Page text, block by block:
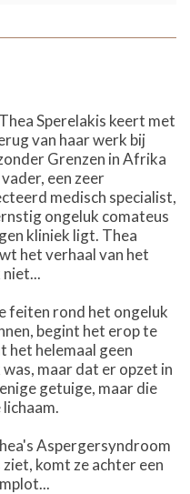
Sperelakis keert met
van haar werk bij
Grenzen in Afrika
een zeer
medisch specialist,
ongeluk comateus
kliniek ligt. Thea
het verhaal van het
feiten rond het ongeluk
begint het erop te
het helemaal geen
maar dat er opzet in
getuige, maar die
Aspergersyndroom
komt ze achter een